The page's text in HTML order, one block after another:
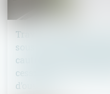
Travaux confiés
sous-traitant
cautionnés et
cession de créances
d’ouvrage